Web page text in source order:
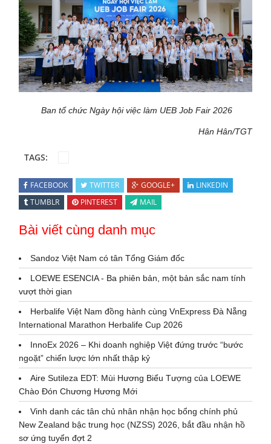
Ban tổ chức Ngày hội việc làm UEB Job Fair 2026
Hân Hân/TGT
TAGS:
FACEBOOK TWITTER GOOGLE+
LINKEDIN
TUMBLR
PINTEREST MAIL
Bài viết cùng danh mục
Sandoz Việt Nam có tân Tổng Giám đốc
LOEWE ESENCIA - Ba phiên bản, một bản sắc nam tính
vượt thời gian
Herbalife Việt Nam đồng hành cùng VnExpress Đà Nẵng
International Marathon Herbalife Cup 2026
InnoEx 2026 – Khi doanh nghiệp Việt đứng trước “bước
ngoặt” chiến lược lớn nhất thập kỷ
Aire Sutileza EDT: Mùi Hương Biểu Tượng của LOEWE
Chào Đón Chương Hương Mới
Vinh danh các tân chủ nhân nhận học bổng chính phủ
New Zealand bậc trung học (NZSS) 2026, bắt đầu nhận hồ
sơ ứng tuyển đợt 2